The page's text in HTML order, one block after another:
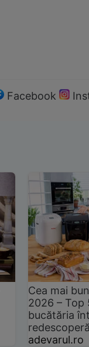
Facebook
Cea mai
2026 –
bucătăria
adevarul.ro